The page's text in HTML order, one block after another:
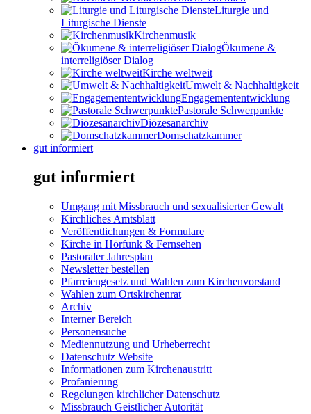
Liturgie und
Liturgische Dienste
Kirchenmusik
Ökumene &
interreligiöser Dialog
Kirche weltweit
Umwelt & Nachhaltigkeit
Engagemententwicklung
Pastorale Schwerpunkte
Diözesanarchiv
Domschatzkammer
gut informiert
gut informiert
Umgang mit Missbrauch und sexualisierter Gewalt
Kirchliches Amtsblatt
Veröffentlichungen & Formulare
Kirche in Hörfunk & Fernsehen
Pastoraler Jahresplan
Newsletter bestellen
Pfarreiengesetz und Wahlen zum Kirchenvorstand
Wahlen zum Ortskirchenrat
Archiv
Interner Bereich
Personensuche
Mediennutzung und Urheberrecht
Datenschutz Website
Informationen zum Kirchenaustritt
Profanierung
Regelungen kirchlicher Datenschutz
Missbrauch Geistlicher Autorität